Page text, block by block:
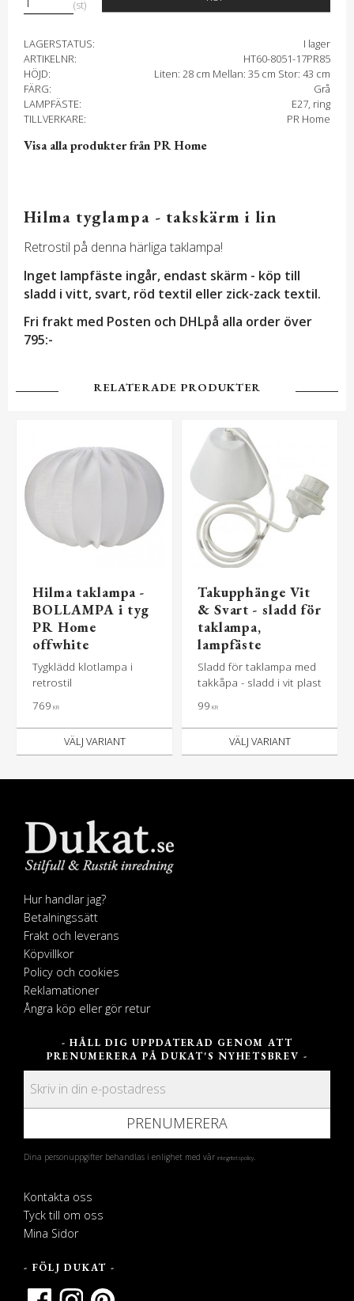
st
LAGERSTATUS
I lager
ARTIKELNR
HT60-8051-17PR85
HÖJD
Liten: 28 cm Mellan: 35 cm Stor: 43 cm
FÄRG
Grå
LAMPFÄSTE
E27, ring
TILLVERKARE
PR Home
Visa alla produkter från PR Home
Hilma tyglampa - takskärm i lin
Retrostil på denna härliga taklampa!
Inget lampfäste ingår, endast skärm - köp till
sladd i vitt, svart, röd textil eller zick-zack textil.
Fri frakt med Posten och DHLpå alla order över
795:-
RELATERADE PRODUKTER
Hilma taklampa -
BOLLAMPA i tyg
PR Home
offwhite
Tygklädd klotlampa i
retrostil
769 KR
Takupphänge Vit
& Svart - sladd för
taklampa,
lampfäste
Sladd för taklampa med
takkåpa - sladd i vit plast
99 KR
Hur handlar jag?
Betalningssätt
Frakt och leverans
Köpvillkor
Policy och cookies
Reklamationer
Ångra köp eller gör retur
- HÅLL DIG UPPDATERAD GENOM ATT
PRENUMERERA PÅ DUKAT'S NYHETSBREV -
PRENUMERERA
Dina personuppgifter behandlas i enlighet med vår integritetspolicy.
Kontakta oss
Tyck till om oss
Mina Sidor
- FÖLJ DUKAT -